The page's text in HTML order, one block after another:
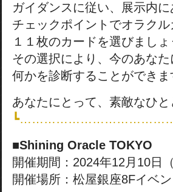
ガイダンスに従い、展示内に
チェックポイントでオラク
１１枚のカードを選びましょ
その選択により、今のあな
何かを診断することができま
あなたにとって、素敵なひ
■Shining Oracle TOKYO
開催期間：2024年12月10日
開催場所：松屋銀座8Fイベ